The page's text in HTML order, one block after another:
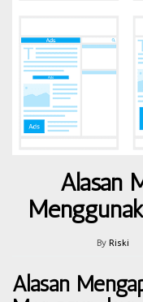
Alasan
By Riski
Alasan